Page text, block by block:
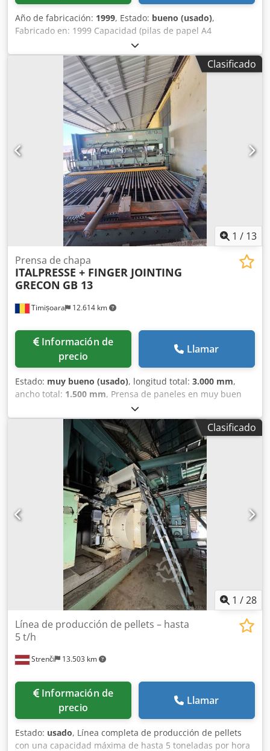
Año de fabricación: 1999, Estado: bueno (usado),
Fabricado en: 1999 Capacidad (pilas de papel A4
empaquetadas): máx. 20-24 paquetes/min. Capacidad
(pilas de papel A4 sueltas): máx. 16-20 paquetes/min.
Altura del palé (incluido el palé): máx. 1600 mm Tamaño
del palé: máx. 1200 x 1200 mm Csdpfx Abjdym Sreiorf
Dimensiones: máx. 420 x 307 x 320 mm Dimensiones: 148 x
110 x 50 mm Equipamiento: • Sección de alimentación y
almacenamiento • Plataforma giratoria • Mesa de
alimentación • Paletizador automático • Cinta
transportadora para palés completos • Dispensador de
láminas intermedias de cartón • Dispensador de palés
Clasificado
1 / 13
Timișoara 12.614 km
Prensa de chapa
ITALPRESSE + FINGER JOINTING
GRECON GB 13
Información de
precio
Llamar
Estado: muy bueno (usado), longitud total: 3.000 mm,
ancho total: 1.500 mm, Prensa de paneles en muy buen
estado de funcionamiento + finger jointing Grecon Cedpfx
Ajt Uduxebijrf
Clasificado
1 /28
Strenči 13.503 km
Línea de producción de pellets – hasta
5 t/h
Información de
precio
Llamar
Estado: usado, Línea completa de producción de pellets
con una capacidad máxima de hasta 5 toneladas por hora